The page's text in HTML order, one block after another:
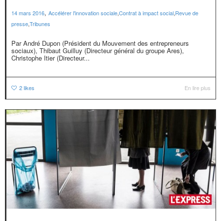
14 mars 2016, Accélérer l'innovation sociale,Contrat à impact social,Revue de
presse,Tribunes
Par André Dupon (Président du Mouvement des entrepreneurs
sociaux), Thibaut Guilluy (Directeur général du groupe Ares),
Christophe Itier (Directeur...
2likes En lire plus